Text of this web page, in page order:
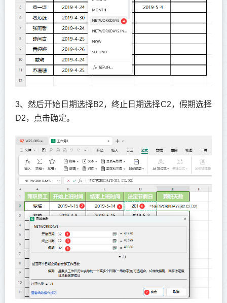
3、然后开始日期选择B2，终止日期选择C2，假期选择
D2，点击确定。